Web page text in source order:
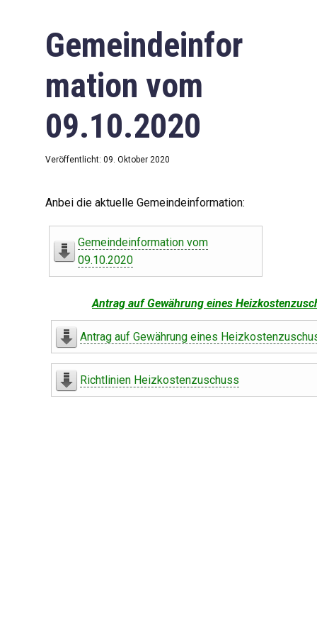
Gemeindeinfor
mation vom
09.10.2020
Veröffentlicht: 09. Oktober 2020
Anbei die aktuelle Gemeindeinformation:
Gemeindeinformation vom
09.10.2020
Antrag auf Gewährung eines
Antrag auf Gewährung eines
Richtlinien Heizkostenzuschuss